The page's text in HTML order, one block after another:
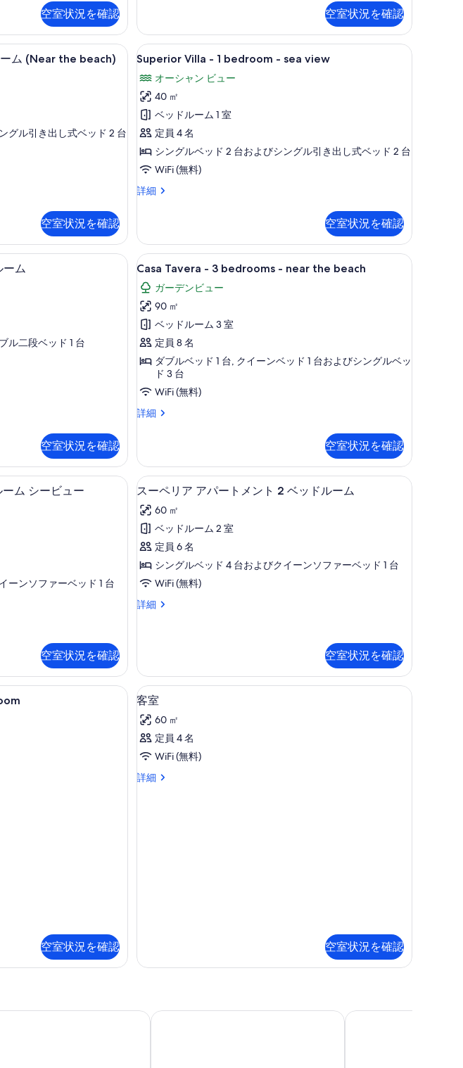
の
写
真
を
表
示
す
る
空室状況を確認
ド
ル
ー
ム
シ
ー
ビ
ュ
ー
の
て
の
写
真
を
表
示
る
ヴ
ィ
ラ
ベ
ッ
ド
ル
ー
ム
シ
ー
ビ
ュ
詳
細
空室状況を確認
ム (Near the beach)
グル引き出し式ベッド 2 台
空室状況を確認
Superior
Villa
-
1
bedroom
-
sea
view
す
て
の
写
真
を
表
示
す
9
Superior Villa - 1 bedroom - sea view
オーシャン ビュー
40 ㎡
ベッドルーム 1 室
定員 4 名
シングルベッド 2 台およびシングル引き出し式ベッド 2 台
WiFi (無料)
詳細
Superior
bedroom
sea
view
の
詳
細
空室状況を確認
ーム
ル二段ベッド 1 台
空室状況を確認
Casa
Tavera
-
3
bedrooms
-
near
beach
の
て
の
写
真
を
表
示
す
る
6
Casa Tavera - 3 bedrooms - near the beach
ガーデンビュー
90 ㎡
ベッドルーム 3 室
定員 8 名
ダブルベッド 1 台, クイーンベッド 1 台およびシングルベッ
ド 3 台
WiFi (無料)
詳細
Casa
bedrooms
near
beach
の
詳
細
空室状況を確認
ム シービュー
ーンソファーベッド 1 台
空室状況を確認
ス
ー
ペ
リ
ア
ア
ー
ン
ト
2
ベ
ッ
ド
ル
を
す
5
スーペリア アパートメント 2 ベッドルーム
60 ㎡
ベッドルーム 2 室
定員 6 名
シングルベッド 4 台およびクイーンソファーベッド 1 台
WiFi (無料)
詳細
ス
ア
パ
ー
ト
メ
ン
ト
2
ッ
空室状況を確認
空室状況を確認
客
室
の
す
て
11
客室
60 ㎡
定員 4 名
WiFi (無料)
詳細
客
空室状況を確認
8kmのビーチ
pool, 7kms center porto vecchio
景色と非常に快適なヴィラ!!!共有プール付きの石造りの家タイプの賃貸Charming *** villa